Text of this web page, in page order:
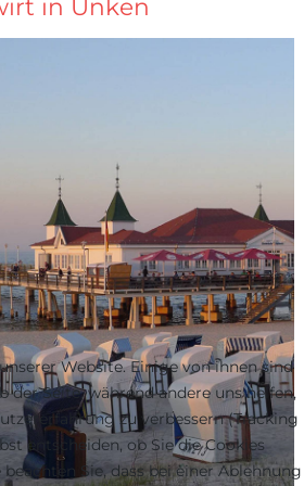
in Unken
Website. Einige von ihnen sind
der Seite, während andere uns helfen,
zu verbessern (Tracking
entscheiden, ob Sie die Cookies
Sie, dass bei einer Ablehnung